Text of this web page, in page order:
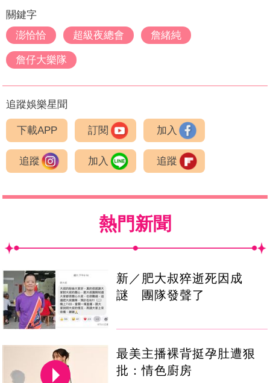
關鍵字
澎恰恰
超級夜總會 詹緒純
詹仔大樂隊
追蹤娛樂星聞
下載APP 訂閱 加入
追蹤 加入 追蹤
熱門新聞
新／肥大叔猝逝死因成
謎 團隊發聲了
最美主播裸背挺孕肚遭狠
批：情色廚房